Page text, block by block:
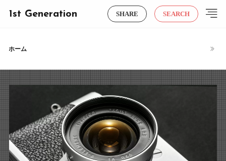
1st Generation SHARE SEARCH
ホーム